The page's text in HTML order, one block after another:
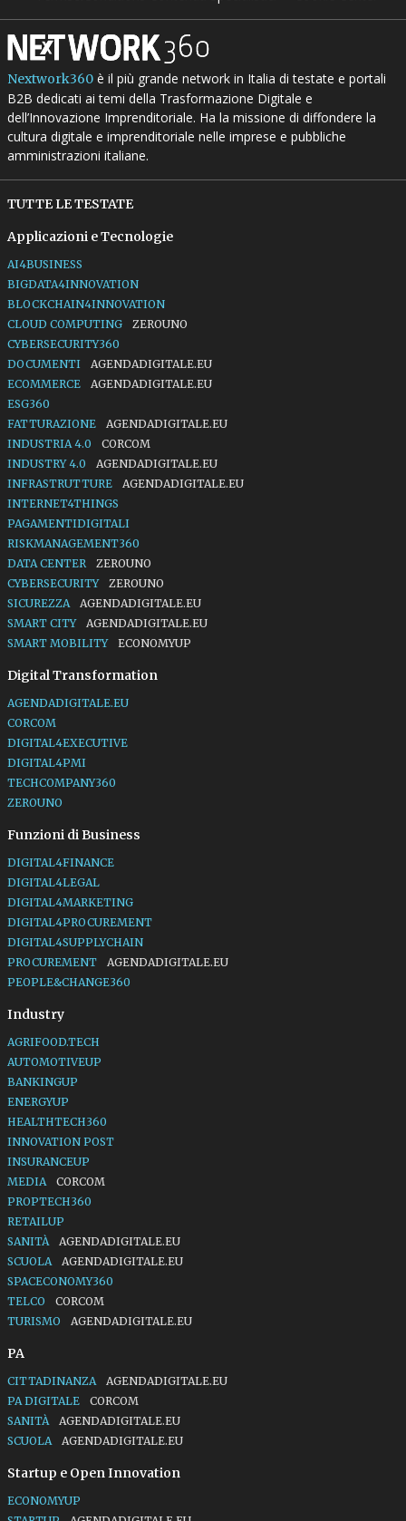
Nextwork360è il più grande network in Italia di testate e portali
B2B dedicati ai temi della Trasformazione Digitale e
dell’Innovazione Imprenditoriale. Ha la missione di diffondere la
cultura digitale e imprenditoriale nelle imprese e pubbliche
amministrazioni italiane.
TUTTE LE TESTATE
Applicazioni e Tecnologie
AI4BUSINESS
BIGDATA4INNOVATION
BLOCKCHAIN4INNOVATION
CLOUD COMPUTING
ZEROUNO
CYBERSECURITY360
DOCUMENTI
AGENDADIGITALE.EU
ECOMMERCE
AGENDADIGITALE.EU
ESG360
FATTURAZIONE
AGENDADIGITALE.EU
INDUSTRIA 4.0
CORCOM
INDUSTRY 4.0
AGENDADIGITALE.EU
INFRASTRUTTURE
AGENDADIGITALE.EU
INTERNET4THINGS
PAGAMENTIDIGITALI
RISKMANAGEMENT360
DATA CENTER
ZEROUNO
CYBERSECURITY
ZEROUNO
SICUREZZA
AGENDADIGITALE.EU
SMART CITY
AGENDADIGITALE.EU
SMART MOBILITY
ECONOMYUP
Digital Transformation
AGENDADIGITALE.EU
CORCOM
DIGITAL4EXECUTIVE
DIGITAL4PMI
TECHCOMPANY360
ZEROUNO
Funzioni di Business
DIGITAL4FINANCE
DIGITAL4LEGAL
DIGITAL4MARKETING
DIGITAL4PROCUREMENT
DIGITAL4SUPPLYCHAIN
PROCUREMENT
AGENDADIGITALE.EU
PEOPLE&CHANGE360
Industry
AGRIFOOD.TECH
AUTOMOTIVEUP
BANKINGUP
ENERGYUP
HEALTHTECH360
INNOVATION POST
INSURANCEUP
MEDIA
CORCOM
PROPTECH360
RETAILUP
SANITÀ
AGENDADIGITALE.EU
SCUOLA
AGENDADIGITALE.EU
SPACECONOMY360
TELCO
CORCOM
TURISMO
AGENDADIGITALE.EU
PA
CITTADINANZA
AGENDADIGITALE.EU
PA DIGITALE
CORCOM
SANITÀ
AGENDADIGITALE.EU
SCUOLA
AGENDADIGITALE.EU
Startup e Open Innovation
ECONOMYUP